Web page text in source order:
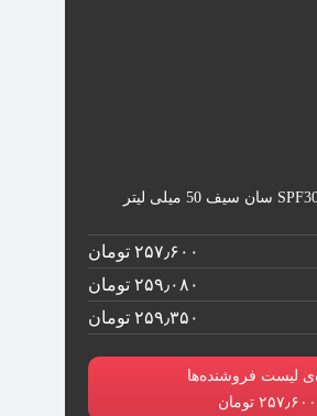
۲۵۷٫۶۰۰ تومان
۲۵۹٫۰۸۰ تومان
۲۵۹٫۳۵۰ تومان
لیست فروشنده‌ها